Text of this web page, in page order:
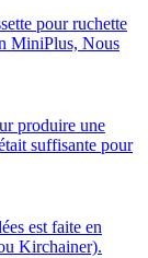
pour ruchette
MiniPlus, Nous
produire une
suffisante pour
est faite en
Kirchainer).